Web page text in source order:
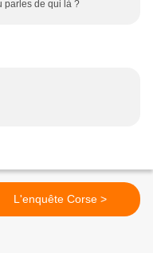
parles de qui là ?
L'enquête Corse >